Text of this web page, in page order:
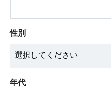
性別
年代